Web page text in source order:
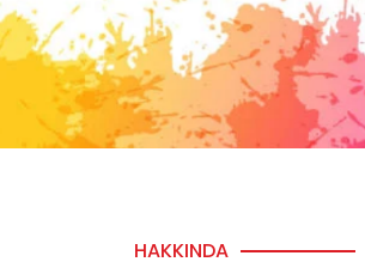
HAKKINDA